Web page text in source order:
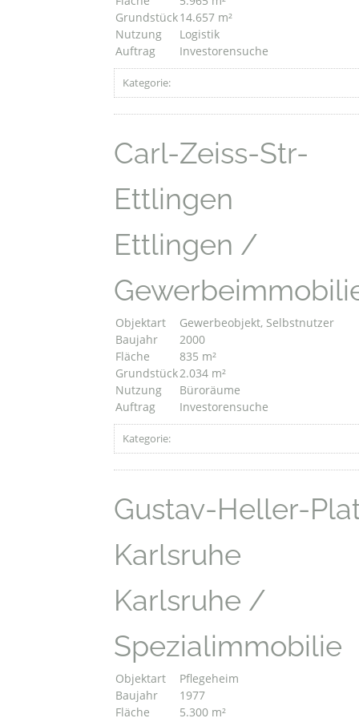
Grundstück14.657 m²
Nutzung
Logistik
Auftrag
Investorensuche
Kategorie:
Carl-Zeiss-Str-
Ettlingen
Ettlingen /
Objektart
Gewerbeobjekt, Selbstnutzer
Baujahr
2000
Fläche
835 m²
Grundstück2.034 m²
Nutzung
Büroräume
Auftrag
Investorensuche
Kategorie:
Gustav-Heller-
Karlsruhe
Karlsruhe /
Spezialimmobilie
Objektart
Pflegeheim
Baujahr
1977
Fläche
5.300 m²